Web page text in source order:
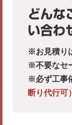
どんな
い合わ
※お見積り
※不要なセ
※必ず工事
断り代行可）